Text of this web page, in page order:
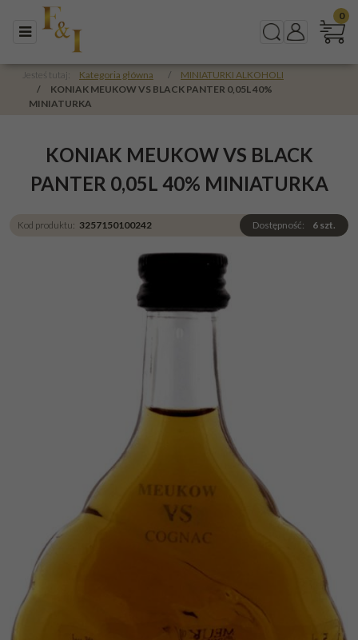
Menu SzukajPanel
0
Jesteś tutaj: Kategoria główna /
MINIATURKI ALKOHOLI
/
KONIAK MEUKOW VS BLACK PANTER 0,05L 40%
MINIATURKA
KONIAK MEUKOW VS BLACK
PANTER 0,05L 40% MINIATURKA
Kod produktu: 3257150100242 Dostępność: 6 szt.